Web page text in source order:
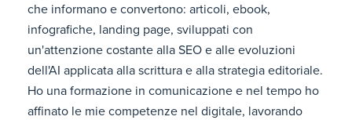
che informano e convertono: articoli, ebook,
infografiche, landing page, sviluppati con
un'attenzione costante alla SEO e alle evoluzioni
dell'AI applicata alla scrittura e alla strategia editoriale.
Ho una formazione in comunicazione e nel tempo ho
affinato le mie competenze nel digitale, lavorando